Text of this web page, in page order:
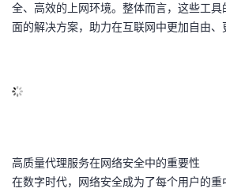
者
客
论
的
我
发
学
我
Programs
的
持
的我
全、高效的上网环境。整体而言，这些工
面的解决方案，助力在互联网中更加自由、
高质量代理服务在网络安全中的重要性
在数字时代，网络安全成为了每个用户的